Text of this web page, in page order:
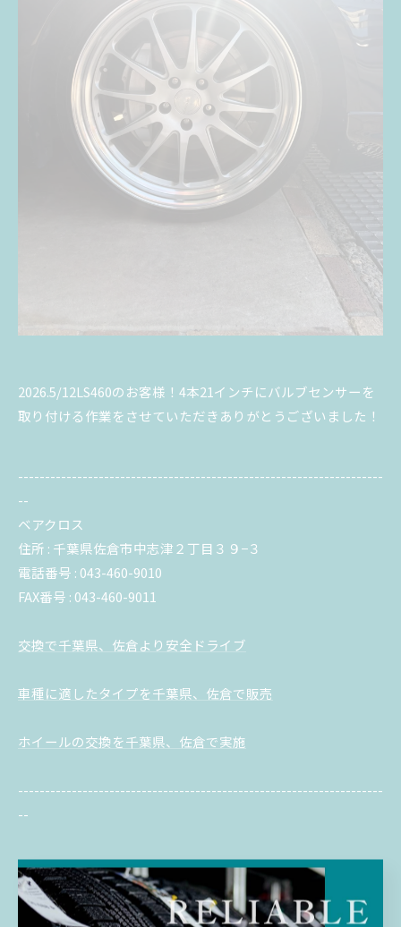
2026.5/12LS460のお客様！4本21インチにバルブセンサーを
取り付ける作業をさせていただきありがとうございました！
--------------------------------------------------------------------
--
ベアクロス
住所 : 千葉県佐倉市中志津２丁目３９−３
電話番号 : 043-460-9010
FAX番号 : 043-460-9011
交換で千葉県、佐倉より安全ドライブ
車種に適したタイプを千葉県、佐倉で販売
ホイールの交換を千葉県、佐倉で実施
--------------------------------------------------------------------
--
交換 販売 ホイール